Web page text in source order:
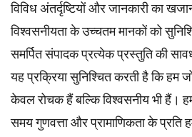
विविध अंतर्दृष्टियों और जानकारी का
विश्वसनीयता के उच्चतममानकोंको
समर्पितसंपादकप्रत्येक प्रस्तुति की
यह प्रक्रिया सुनिश्चित करती है कि हम
केवल रोचक हैं बल्कि विश्वसनीय भी हैं।
समय गुणवत्ता और प्रामाणिकता के प्रति